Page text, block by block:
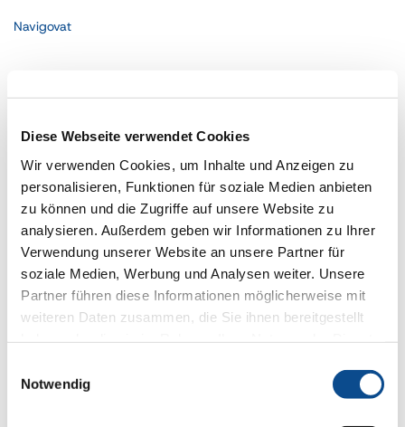
Diese Webseite verwendet Cookies
Wir verwenden Cookies, um Inhalte und Anzeigen zu
personalisieren, Funktionen für soziale Medien anbieten
zu können und die Zugriffe auf unsere Website zu
analysieren. Außerdem geben wir Informationen zu Ihrer
Verwendung unserer Website an unsere Partner für
soziale Medien, Werbung und Analysen weiter. Unsere
Partner führen diese Informationen möglicherweise mit
weiteren Daten zusammen, die Sie ihnen bereitgestellt
Notwendig
Navigovat
BA - Bosna i Hercegovina
Austrotherm BH d.o.o. PJ “Šamac”
76230 Šamac
Bosnia and Herzegovina